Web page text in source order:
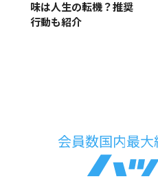
味は人生の転機？推奨
行動も紹介